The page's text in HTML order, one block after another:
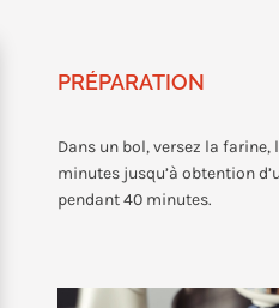
PRÉPARATION
Dans un bol, versez la farine,
minutes jusqu’à obtention
pendant 40 minutes.